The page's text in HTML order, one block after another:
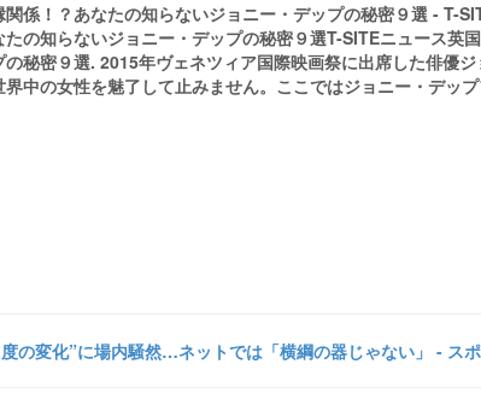
係！？あなたの知らないジョニー・デップの秘密９選 - T-
の知らないジョニー・デップの秘密９選T-SITEニュース英
の秘密９選. 2015年ヴェネツィア国際映画祭に出席した俳優
界中の女性を魅了して止みません。ここではジョニー・デッ
度の変化”に場内騒然…ネットでは「横綱の器じゃない」 - ス